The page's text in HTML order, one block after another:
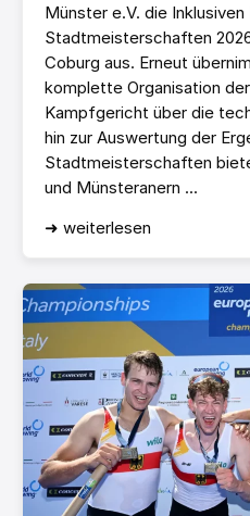
Münster e.V. die
Stadtmeisterschaften
Coburg aus. Erneut
komplette Organisation
Kampfgericht über die
hin zur Auswertung der
Stadtmeisterschaften
und Münsteranern ...
➜ weiterlesen